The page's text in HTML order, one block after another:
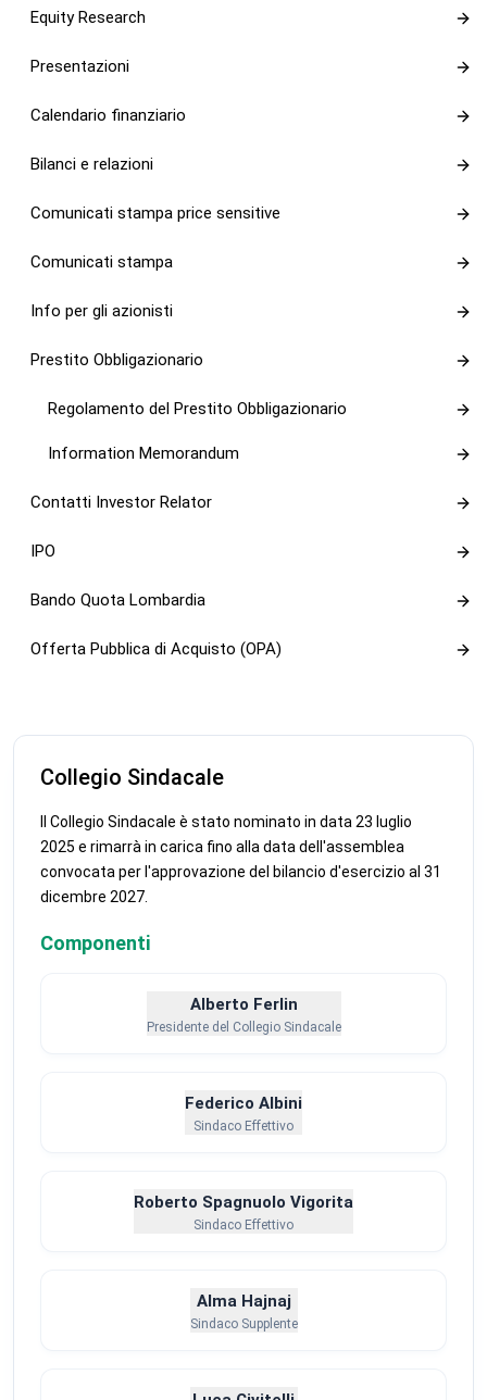
Equity Research
Presentazioni
Calendario finanziario
Bilanci e relazioni
Comunicati stampa price sensitive
Comunicati stampa
Info per gli azionisti
Prestito Obbligazionario
Regolamento del Prestito Obbligazionario
Information Memorandum
Contatti Investor Relator
IPO
Bando Quota Lombardia
Offerta Pubblica di Acquisto (OPA)
Collegio Sindacale
Il Collegio Sindacale è stato nominato in data 23 luglio
2025 e rimarrà in carica fino alla data dell'assemblea
convocata per l'approvazione del bilancio d'esercizio al 31
dicembre 2027.
Componenti
Alberto Ferlin
Presidente del Collegio Sindacale
Federico Albini
Sindaco Effettivo
Roberto Spagnuolo Vigorita
Sindaco Effettivo
Alma Hajnaj
Sindaco Supplente